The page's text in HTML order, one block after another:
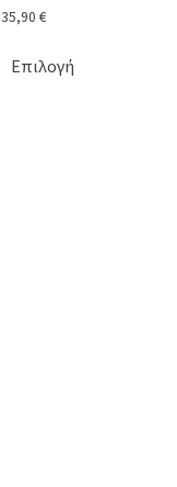
35,90 €
Επιλογή